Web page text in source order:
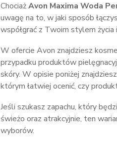
ChociażAvon Maxima Woda
uwagę na to, w jaki sposób
współgrać z Twoim stylem życia
W ofercie Avon znajdziesz
przypadku produktów
skóry. W opisie poniżej
którym łatwiej ocenić, czy
Jeśli szukasz zapachu, który
świeżo oraz atrakcyjnie, ten
wyborów.